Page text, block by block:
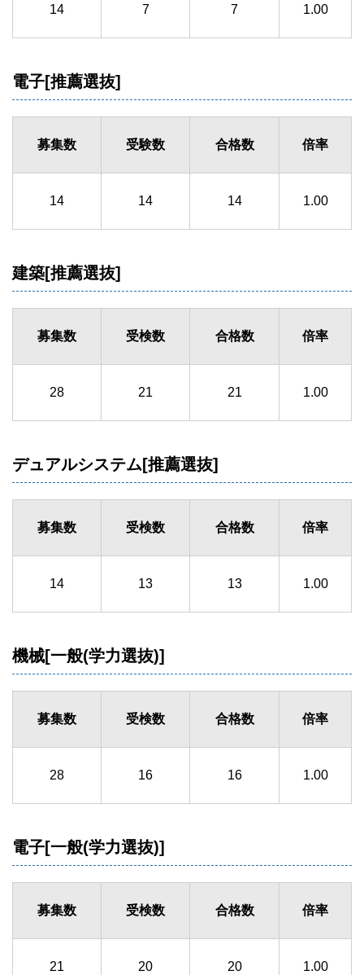
14 7 7 1.00
電子[推薦選抜]
募集数 受験数 合格数 倍率
14 14 14 1.00
建築[推薦選抜]
募集数 受検数 合格数 倍率
28 21 21 1.00
デュアルシステム[推薦選抜]
募集数 受検数 合格数 倍率
14 13 13 1.00
機械[一般(学力選抜)]
募集数 受検数 合格数 倍率
28 16 16 1.00
電子[一般(学力選抜)]
募集数 受検数 合格数 倍率
21 20 20 1.00